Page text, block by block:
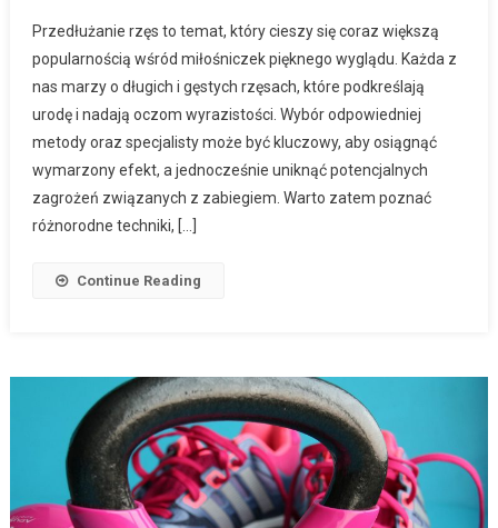
Przedłużanie rzęs to temat, który cieszy się coraz większą
popularnością wśród miłośniczek pięknego wyglądu. Każda z
nas marzy o długich i gęstych rzęsach, które podkreślają
urodę i nadają oczom wyrazistości. Wybór odpowiedniej
metody oraz specjalisty może być kluczowy, aby osiągnąć
wymarzony efekt, a jednocześnie uniknąć potencjalnych
zagrożeń związanych z zabiegiem. Warto zatem poznać
różnorodne techniki, […]
Continue Reading